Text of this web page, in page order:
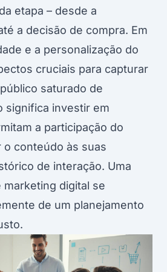
etapa – desde a
a decisão de compra. Em
e a personalização do
cruciais para capturar
saturado de
significa investir em
a participação do
o conteúdo às suas
de interação. Uma
marketing digital se
de um planejamento